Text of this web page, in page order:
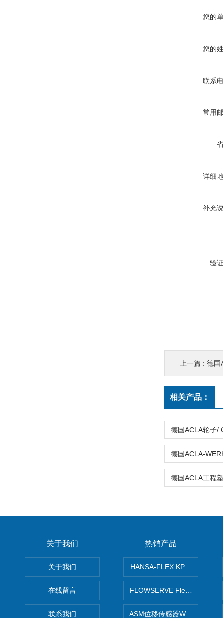
您的
您的
联系
常用
详细
补充
验
上一篇 : 德国
相关产品：
关于我们
关于我们
在线留言
联系我们
热销产品
HANSA-FLEX KP100P紧凑
FLOWSERVE Flex Wedge闸
ASM位移传感器WS10-750